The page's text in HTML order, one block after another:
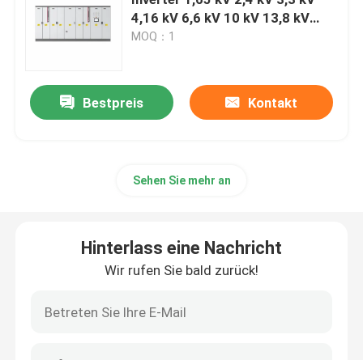
Variabler Frequenzwandler
Vektor-Frequenzumrichter
Variabler Frequenzantrieb für Kran
4,16 kV 6,6 kV 10 kV 13,8 kV
19,8 Serie
MOQ：1
Bestpreis Kontakt
Sehen Sie mehr an
Hinterlass eine Nachricht
Wir rufen Sie bald zurück!